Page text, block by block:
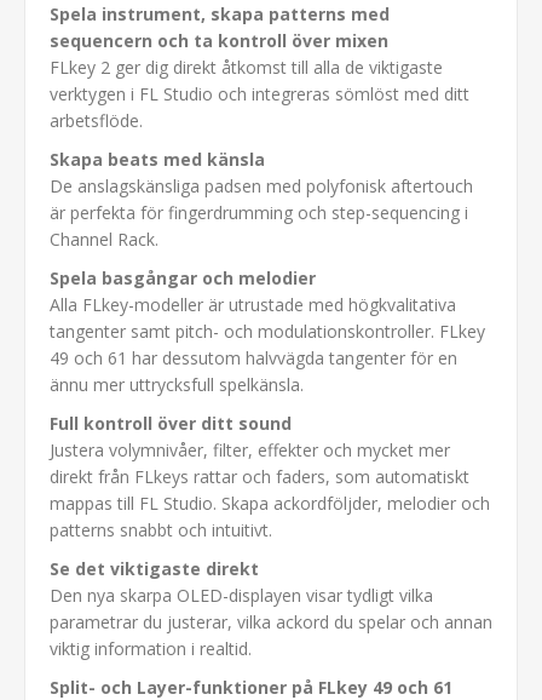
Spela instrument, skapa patterns med
sequencern och ta kontroll över mixen
FLkey 2 ger dig direkt åtkomst till alla de viktigaste
verktygen i FL Studio och integreras sömlöst med ditt
arbetsflöde.
Skapa beats med känsla
De anslagskänsliga padsen med polyfonisk aftertouch
är perfekta för fingerdrumming och step-sequencing i
Channel Rack.
Spela basgångar och melodier
Alla FLkey-modeller är utrustade med högkvalitativa
tangenter samt pitch- och modulationskontroller. FLkey
49 och 61 har dessutom halvvägda tangenter för en
ännu mer uttrycksfull spelkänsla.
Full kontroll över ditt sound
Justera volymnivåer, filter, effekter och mycket mer
direkt från FLkeys rattar och faders, som automatiskt
mappas till FL Studio. Skapa ackordföljder, melodier och
patterns snabbt och intuitivt.
Se det viktigaste direkt
Den nya skarpa OLED-displayen visar tydligt vilka
parametrar du justerar, vilka ackord du spelar och annan
viktig information i realtid.
Split- och Layer-funktioner på FLkey 49 och 61